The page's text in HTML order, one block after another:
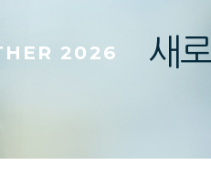
2026 새